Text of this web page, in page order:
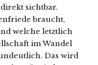
sichtbar.
braucht,
welche letztlich
im Wandel
Das wird